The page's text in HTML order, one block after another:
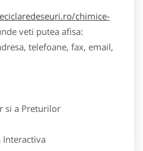
chimice-
veti putea afisa:
telefoane, fax, email,
a Preturilor